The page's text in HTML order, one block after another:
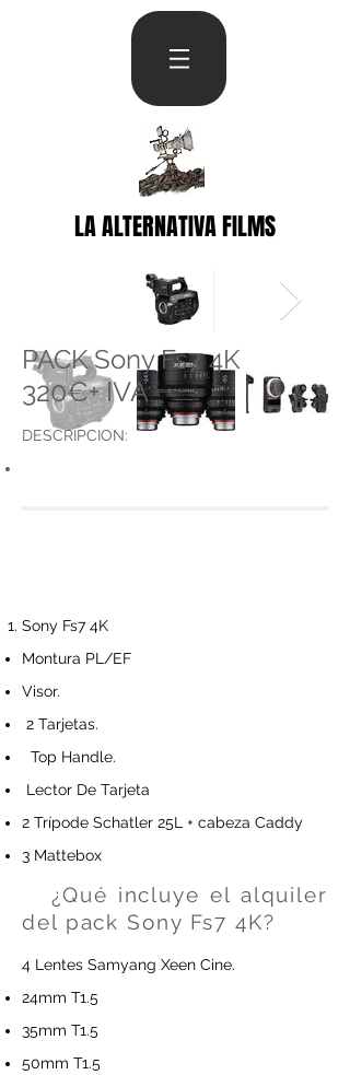
LA ALTERNATIVA FILMS
PACK Sony Fs7 4K
320€+ IVA
DESCRIPCION:
Sony Fs7 4K
Montura PL/EF
Visor.
2 Tarjetas.
Top Handle.
Lector De Tarjeta
2 Trípode Schatler 25L + cabeza Caddy
3 Mattebox
¿Qué incluye el alquiler
del pack Sony Fs7 4K?
4 Lentes Samyang Xeen Cine.
24mm T1.5
35mm T1.5
50mm T1.5